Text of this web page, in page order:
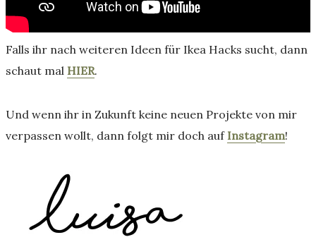
Falls ihr nach weiteren Ideen für Ikea Hacks sucht, dann
schaut mal HIER.
Und wenn ihr in Zukunft keine neuen Projekte von mir
verpassen wollt, dann folgt mir doch auf Instagram!